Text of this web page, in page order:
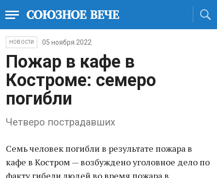
НОВОСТИ 05 ноября 2022
Пожар в кафе в
Костроме: семеро
погибли
Четверо пострадавших
Семь человек погибли в результате пожара в
кафе в Костром — возбуждено уголовное дело по
факту гибели людей во время пожара в